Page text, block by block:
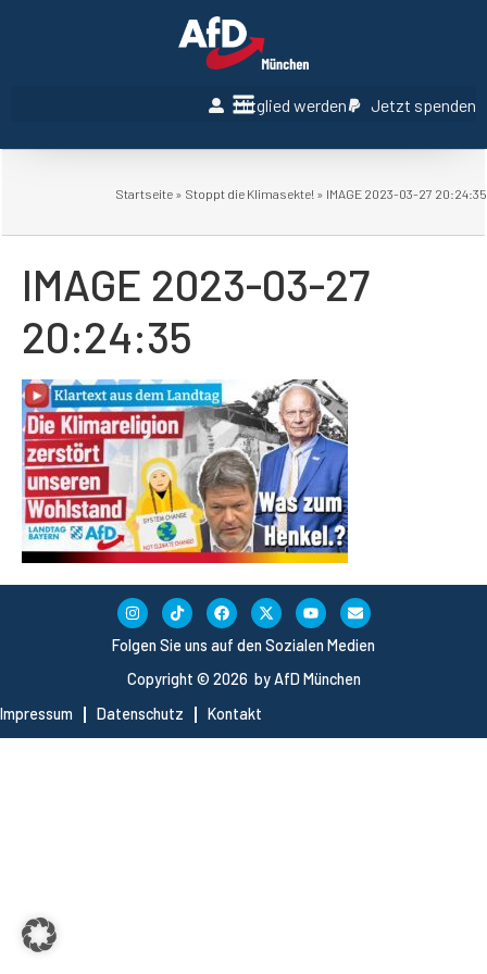
Mitglied werden Jetzt spenden
Startseite » Stoppt die Klimasekte! » IMAGE 2023-03-27 20:24:35
IMAGE 2023-03-27
20:24:35
Copyright © 2026 by AfD München
Impressum
Datenschutz Kontakt
Folgen Sie uns auf den Sozialen Medien